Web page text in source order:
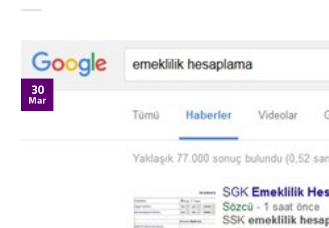
30
Mar